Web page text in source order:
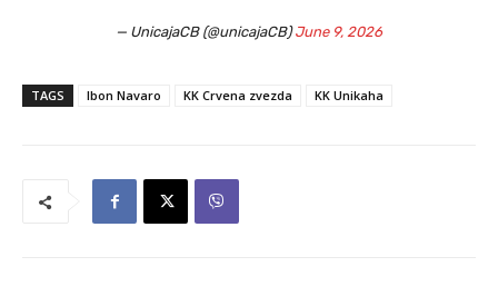
— UnicajaCB (@unicajaCB)June 9, 2026
TAGS Ibon Navaro KK Crvena zvezda KK Unikaha